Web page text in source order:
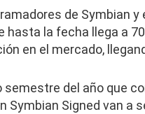
de Symbian
la fecha llega a
en el mercado,
del año que
Symbian Signed van